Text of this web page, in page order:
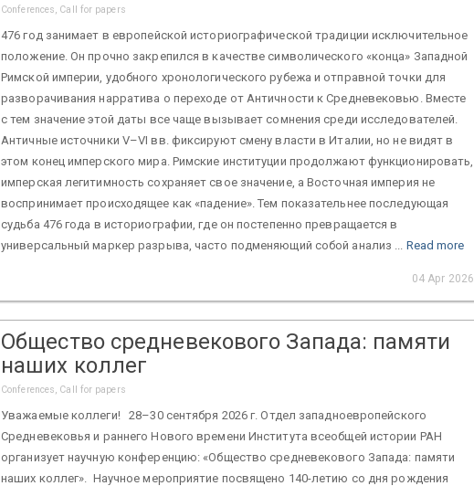
Conferences, Call for papers
476 год занимает в европейской историографической традиции исключительное
положение. Он прочно закрепился в качестве символического «конца» Западной
Римской империи, удобного хронологического рубежа и отправной точки для
разворачивания нарратива о переходе от Античности к Средневековью. Вместе
с тем значение этой даты все чаще вызывает сомнения среди исследователей.
Античные источники V–VI вв. фиксируют смену власти в Италии, но не видят в
этом конец имперского мира. Римские институции продолжают функционировать,
имперская легитимность сохраняет свое значение, а Восточная империя не
воспринимает происходящее как «падение». Тем показательнее последующая
судьба 476 года в историографии, где он постепенно превращается в
универсальный маркер разрыва, часто подменяющий собой анализ ... Read more
04 Apr 2026
Общество средневекового Запада: памяти
наших коллег
Conferences, Call for papers
Уважаемые коллеги! 28–30 сентября 2026 г. Отдел западноевропейского
Средневековья и раннего Нового времени Института всеобщей истории РАН
организует научную конференцию: «Общество средневекового Запада: памяти
наших коллег». Научное мероприятие посвящено 140-летию со дня рождения